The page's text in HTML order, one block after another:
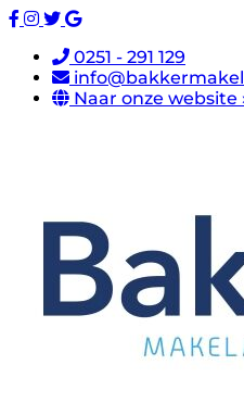
0251 - 291 129
Naar onze website